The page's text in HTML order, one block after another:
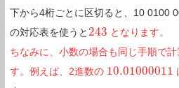
下から4桁ごとに区切ると、10 0100
の対応表を使うと 243
243 となります。
ちなみに、小数の場合も同じ手順で
す。例えば、2進数の 10.01000011
10.01000011